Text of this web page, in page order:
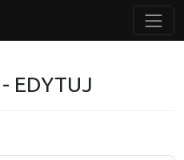
EDYTUJ